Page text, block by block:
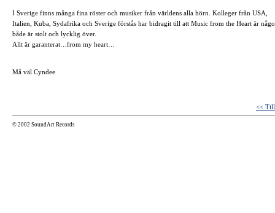
I Sverige finns många fina röster och musiker från världens alla hörn. Kolleger från USA,
Italien, Kuba, Sydafrika och Sverige förstås har bidragit till att Music from the Heart är
både är stolt och lycklig över.
Allt är garanterat…from my heart…
Må väl Cyndee
<<
© 2002 SoundArt Records